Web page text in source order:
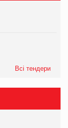
Всі тендери